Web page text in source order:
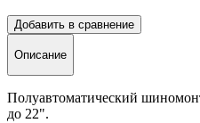
Добавить в сравнение
Описание
Полуавтоматический
до 22".